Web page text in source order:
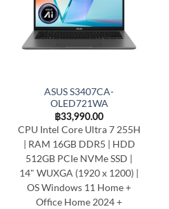
ASUS S3407CA-
OLED721WA
฿33,990.00
CPU Intel Core Ultra 7 255H
| RAM 16GB DDR5 | HDD
512GB PCIe NVMe SSD |
14" WUXGA (1920 x 1200) |
OS Windows 11 Home +
Office Home 2024 +